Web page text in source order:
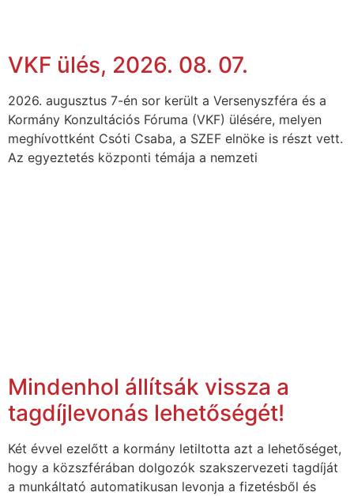
VKF ülés, 2026. 08. 07.
2026. augusztus 7-én sor került a Versenyszféra és a
Kormány Konzultációs Fóruma (VKF) ülésére, melyen
meghívottként Csóti Csaba, a SZEF elnöke is részt vett.
Az egyeztetés központi témája a nemzeti
Mindenhol állítsák vissza a
tagdíjlevonás lehetőségét!
Két évvel ezelőtt a kormány letiltotta azt a lehetőséget,
hogy a közszférában dolgozók szakszervezeti tagdíját
a munkáltató automatikusan levonja a fizetésből és